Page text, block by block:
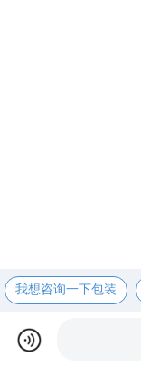
我想咨询一下包装